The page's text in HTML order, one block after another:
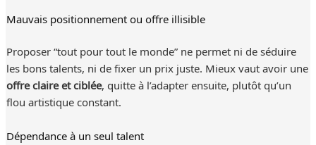
Mauvais positionnement ou offre illisible
Proposer “tout pour tout le monde” ne permet ni de séduire
les bons talents, ni de fixer un prix juste. Mieux vaut avoir une
offre claire et ciblée, quitte à l’adapter ensuite, plutôt qu’un
flou artistique constant.
Dépendance à un seul talent